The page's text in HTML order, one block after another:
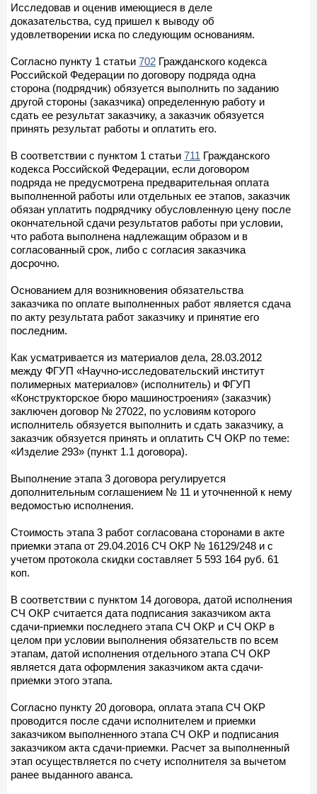
Исследовав и оценив имеющиеся в деле
доказательства, суд пришел к выводу об
удовлетворении иска по следующим основаниям.
Согласно пункту 1 статьи 702 Гражданского кодекса
Российской Федерации по договору подряда одна
сторона (подрядчик) обязуется выполнить по заданию
другой стороны (заказчика) определенную работу и
сдать ее результат заказчику, а заказчик обязуется
принять результат работы и оплатить его.
В соответствии с пунктом 1 статьи 711 Гражданского
кодекса Российской Федерации, если договором
подряда не предусмотрена предварительная оплата
выполненной работы или отдельных ее этапов, заказчик
обязан уплатить подрядчику обусловленную цену после
окончательной сдачи результатов работы при условии,
что работа выполнена надлежащим образом и в
согласованный срок, либо с согласия заказчика
досрочно.
Основанием для возникновения обязательства
заказчика по оплате выполненных работ является сдача
по акту результата работ заказчику и принятие его
последним.
Как усматривается из материалов дела, 28.03.2012
между ФГУП «Научно-исследовательский институт
полимерных материалов» (исполнитель) и ФГУП
«Конструкторское бюро машиностроения» (заказчик)
заключен договор № 27022, по условиям которого
исполнитель обязуется выполнить и сдать заказчику, а
заказчик обязуется принять и оплатить СЧ ОКР по теме:
«Изделие 293» (пункт 1.1 договора).
Выполнение этапа 3 договора регулируется
дополнительным соглашением № 11 и уточненной к нему
ведомостью исполнения.
Стоимость этапа 3 работ согласована сторонами в акте
приемки этапа от 29.04.2016 СЧ ОКР № 16129/248 и с
учетом протокола скидки составляет 5 593 164 руб. 61
коп.
В соответствии с пунктом 14 договора, датой исполнения
СЧ ОКР считается дата подписания заказчиком акта
сдачи-приемки последнего этапа СЧ ОКР и СЧ ОКР в
целом при условии выполнения обязательств по всем
этапам, датой исполнения отдельного этапа СЧ ОКР
является дата оформления заказчиком акта сдачи-
приемки этого этапа.
Согласно пункту 20 договора, оплата этапа СЧ ОКР
проводится после сдачи исполнителем и приемки
заказчиком выполненного этапа СЧ ОКР и подписания
заказчиком акта сдачи-приемки. Расчет за выполненный
этап осуществляется по счету исполнителя за вычетом
ранее выданного аванса.